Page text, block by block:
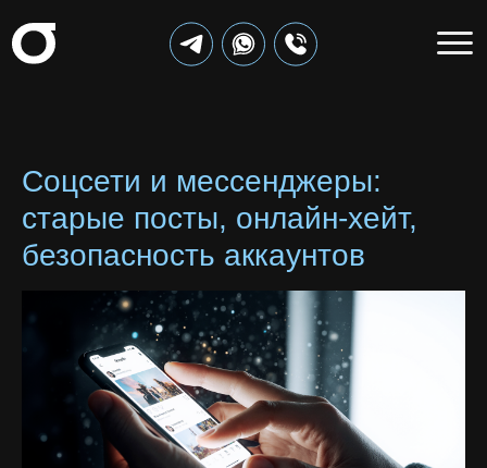
Соцсети и мессенджеры:
старые посты, онлайн-хейт,
безопасность аккаунтов